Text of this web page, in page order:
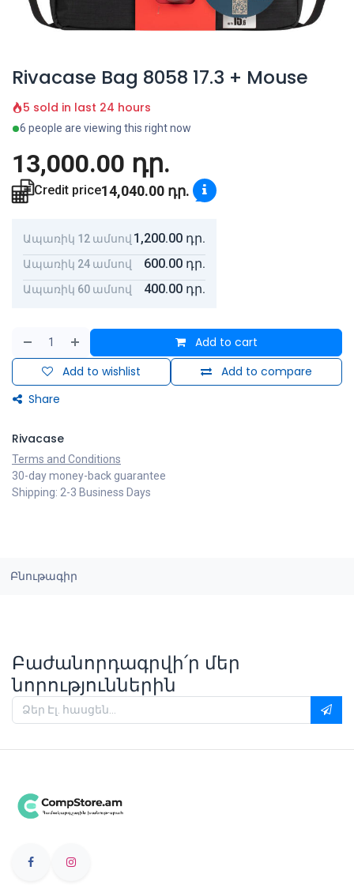
Rivacase Bag 8058 17.3 + Mouse
5 sold in last 24 hours
6 people are viewing this right now
13,000.00 դր.
Credit price14,040.00 դր.
Ապառիկ 12 ամսով 1,200.00 դր.
Ապառիկ 24 ամսով 600.00 դր.
Ապառիկ 60 ամսով 400.00 դր.
Add to cart
Add to compare
Add to wishlist
Share
Rivacase
Terms and Conditions
30-day money-back guarantee
Shipping: 2-3 Business Days
Բնութագիր
Բաժանորդագրվի՛ր մեր
նորություններին